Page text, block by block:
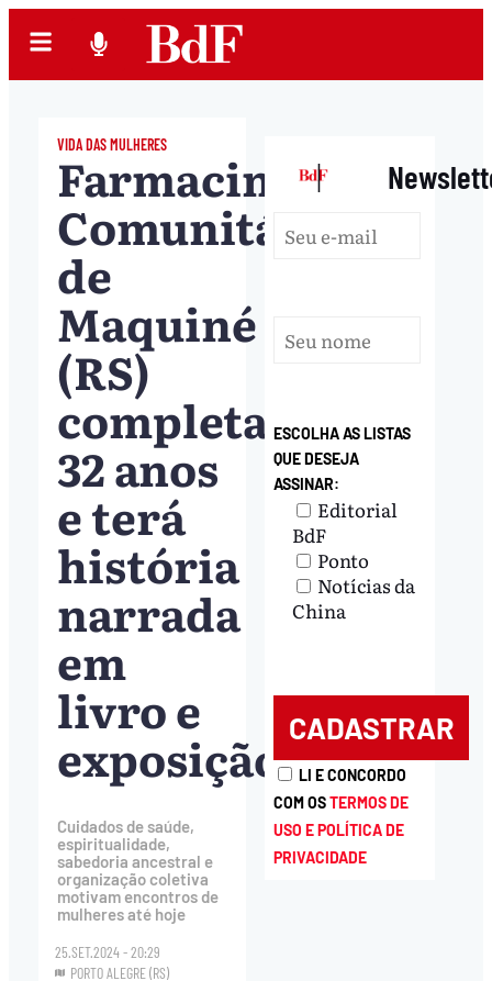
VIDA DAS MULHERES
Farmacinha
Comunitária
de
Maquiné
(RS)
completa
32 anos
e terá
história
narrada
em
livro e
exposição
Cuidados de saúde,
espiritualidade,
sabedoria ancestral e
organização coletiva
motivam encontros de
mulheres até hoje
25.SET.2024 - 20:29
PORTO ALEGRE (RS)
|
ESCOLHA AS LISTAS
QUE DESEJA
ASSINAR:
Editorial
BdF
Ponto
Notícias da
China
LI E CONCORDO
COM OSTERMOS DE
USO E POLÍTICA DE
PRIVACIDADE